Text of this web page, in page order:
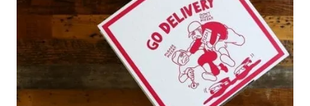
#GH 銘品の所以 #フイナムのYouTube
#Commune H #FOCUS IT #AH.H
#ととけん #FASHION #MUSIC #MOVIE
#SNEAKER #OUTDOOR
#SPORTS #HANDSOME HANDBOOK